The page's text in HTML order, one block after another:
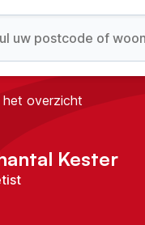
het overzicht
Kester